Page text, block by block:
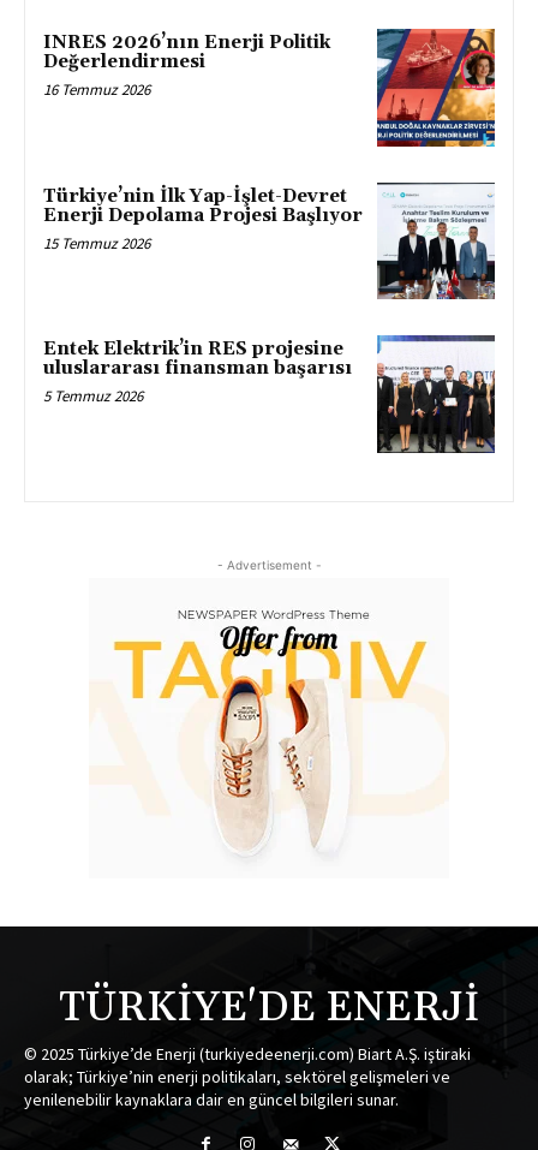
INRES 2026’nın Enerji Politik
Değerlendirmesi
16 Temmuz 2026
Türkiye’nin İlk Yap-İşlet-Devret
Enerji Depolama Projesi Başlıyor
15 Temmuz 2026
Entek Elektrik’in RES projesine
uluslararası finansman başarısı
5 Temmuz 2026
- Advertisement -
TÜRKİYE'DE ENERJİ
© 2025 Türkiye’de Enerji (turkiyedeenerji.com) Biart A.Ş. iştiraki
olarak; Türkiye’nin enerji politikaları, sektörel gelişmeleri ve
yenilenebilir kaynaklara dair en güncel bilgileri sunar.